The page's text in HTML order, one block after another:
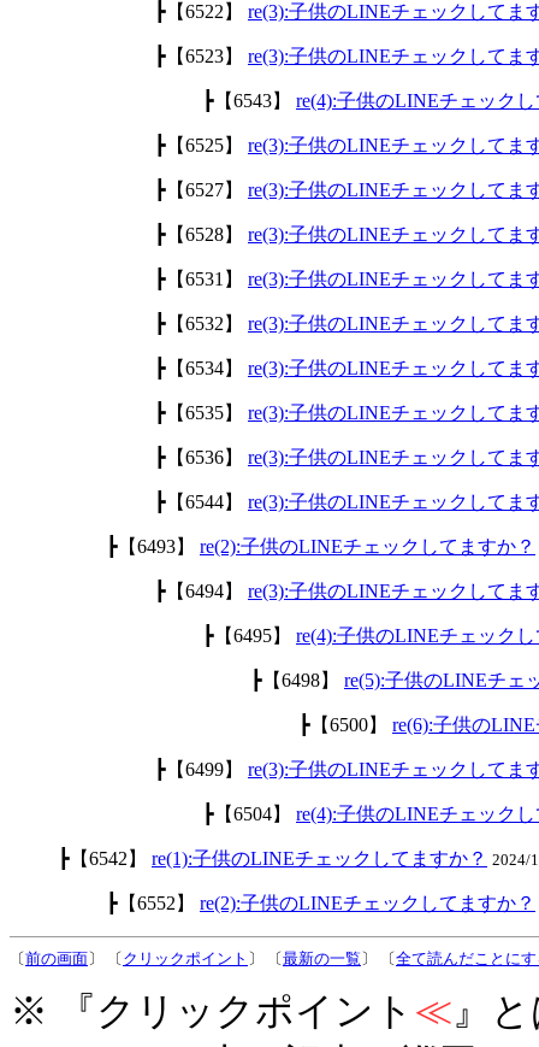
┣【6522】 re(3):子供のLINEチェックしてま
┣【6523】 re(3):子供のLINEチェックしてま
┣【6543】 re(4):子供のLINEチェック
┣【6525】 re(3):子供のLINEチェックしてま
┣【6527】 re(3):子供のLINEチェックしてま
┣【6528】 re(3):子供のLINEチェックしてま
┣【6531】 re(3):子供のLINEチェックしてま
┣【6532】 re(3):子供のLINEチェックしてま
┣【6534】 re(3):子供のLINEチェックしてま
┣【6535】 re(3):子供のLINEチェックしてま
┣【6536】 re(3):子供のLINEチェックしてま
┣【6544】 re(3):子供のLINEチェックしてま
┣【6493】 re(2):子供のLINEチェックしてますか？
┣【6494】 re(3):子供のLINEチェックしてま
┣【6495】 re(4):子供のLINEチェック
┣【6498】 re(5):子供のLINEチェ
┣【6500】 re(6):子供の
┣【6499】 re(3):子供のLINEチェックしてま
┣【6504】 re(4):子供のLINEチェック
┣【6542】 re(1):子供のLINEチェックしてますか？ 2024/
┣【6552】 re(2):子供のLINEチェックしてますか？
〔前の画面〕 〔 クリックポイント 〕 〔最新の一覧 〕 〔全て読んだことに
※ 『クリックポイント ≪』